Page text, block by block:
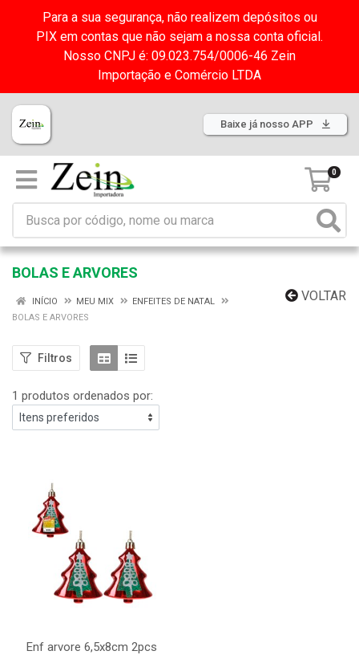
Para a sua segurança, não realizem depósitos ou
PIX em contas que não sejam a nossa conta oficial.
Nosso CNPJ é: 09.023.754/0006-46 Zein
Importação e Comércio LTDA
Baixe já nosso APP
0
BOLAS E ARVORES
VOLTAR
INÍCIO MEU MIX
ENFEITES DE NATAL
BOLAS E ARVORES
Filtros
1 produtos ordenados por:
Enf arvore 6,5x8cm 2pcs